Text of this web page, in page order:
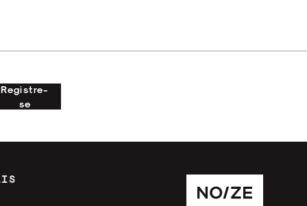
Registre-
se